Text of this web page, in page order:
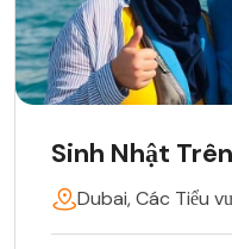
Sinh Nhật
Dubai, Các Tiểu